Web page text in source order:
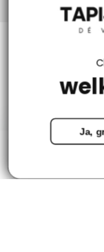
Mijn account
Categorieën
Contact
Ja,